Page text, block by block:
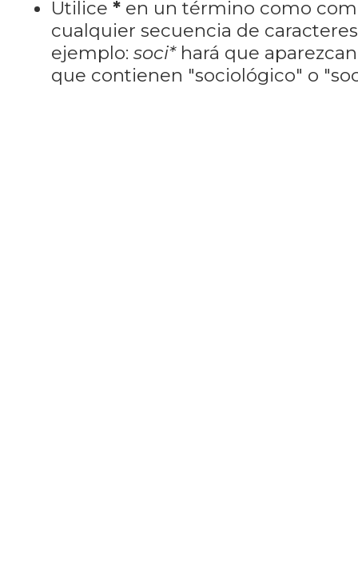
Utilice *en un término como
cualquier secuencia de
ejemplo: soci*hará que
que contienen "sociológico" o